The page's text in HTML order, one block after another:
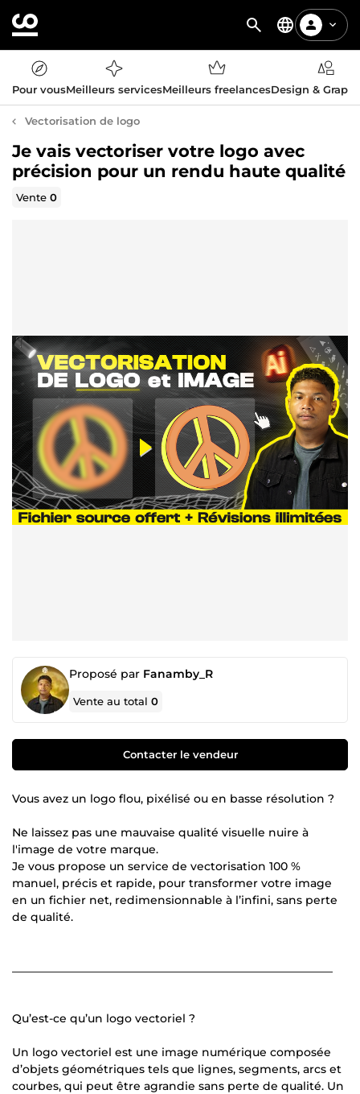
Pour vousMeilleurs servicesMeilleurs freelancesDesign &
Vectorisation de logo
Je vais vectoriser votre logo avec
précision pour un rendu haute qualité
Vente0
Proposé par Fanamby_R
Vente au total0
Contacter le vendeur
Vous avez un logo flou, pixélisé ou en basse résolution ?
Ne laissez pas une mauvaise qualité visuelle nuire à
l'image de votre marque.
Je vous propose un service de vectorisation 100 %
manuel, précis et rapide, pour transformer votre image
en un fichier net, redimensionnable à l’infini, sans perte
de qualité.
Qu’est-ce qu’un logo vectoriel ?
Un logo vectoriel est une image numérique composée
d’objets géométriques tels que lignes, segments, arcs et
courbes, qui peut être agrandie sans perte de qualité. Un